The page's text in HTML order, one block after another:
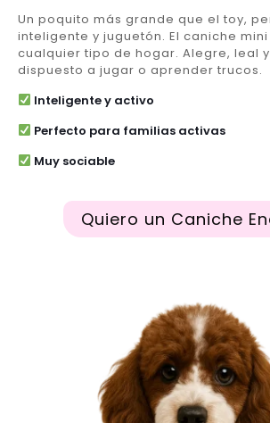
Un poquito más grande que el toy,
inteligente y juguetón. El caniche
cualquier tipo de hogar. Alegre, leal
dispuesto a jugar o aprender trucos.
Inteligente y activo
Perfecto para familias activas
Muy sociable
Quiero un Caniche